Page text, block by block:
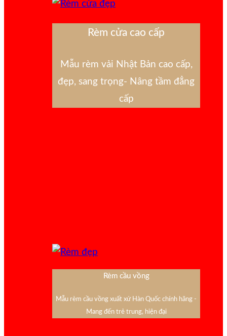
Rèm cửa cao cấp
Mẫu rèm vải Nhật Bản cao cấp,
đẹp, sang trọng- Nâng tầm đẳng
cấp
Rèm cầu vồng
Mẫu rèm cầu vồng xuất xứ Hàn Quốc chính hãng -
Mang đến trẻ trung, hiện đại